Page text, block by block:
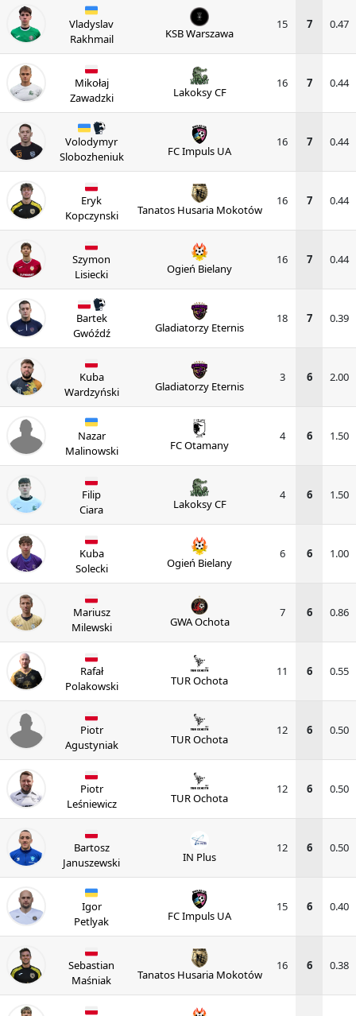
Vladyslav
Rakhmail
KSB Warszawa
15 7 0.47
Mikołaj
Zawadzki
Lakoksy CF
16 7 0.44
Volodymyr
Slobozheniuk
FC Impuls UA
16 7 0.44
Eryk
Kopczynski
Tanatos Husaria Mokotów
16 7 0.44
Szymon
Lisiecki
Ogień Bielany
16 7 0.44
Bartek
Gwóźdź
Gladiatorzy Eternis
18 7 0.39
Kuba
Wardzyński
Gladiatorzy Eternis
3 6 2.00
Nazar
Malinowski
FC Otamany
4 6 1.50
Filip
Ciara
Lakoksy CF
4 6 1.50
Kuba
Solecki
Ogień Bielany
6 6 1.00
Mariusz
Milewski
GWA Ochota
7 6 0.86
Rafał
Polakowski
TUR Ochota
11 6 0.55
Piotr
Agustyniak
TUR Ochota
12 6 0.50
Piotr
Leśniewicz
TUR Ochota
12 6 0.50
Bartosz
Januszewski
IN Plus
12 6 0.50
Igor
Petlyak
FC Impuls UA
15 6 0.40
Sebastian
Maśniak
Tanatos Husaria Mokotów
16 6 0.38